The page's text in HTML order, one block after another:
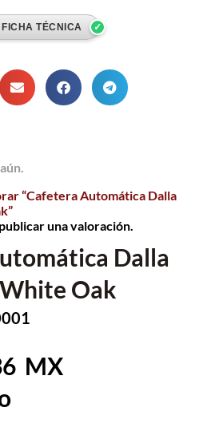
“Cafetera Automática Dalla
una valoración.
Dalla
Oak